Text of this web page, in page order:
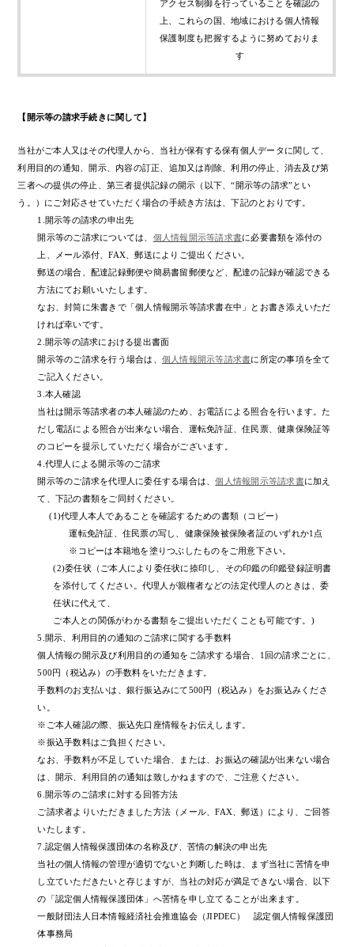
アクセス制御を行っていることを確認の
上、これらの国、地域における個人情報
保護制度も把握するように努めておりま
す
【開示等の請求手続きに関して】
当社がご本人又はその代理人から、当社が保有する保有個人データに関して、
利用目的の通知、開示、内容の訂正、追加又は削除、利用の停止、消去及び第
三者への提供の停止、第三者提供記録の開示（以下、“開示等の請求”とい
う。）にご対応させていただく場合の手続き方法は、下記のとおりです。
1.開示等の請求の申出先
開示等のご請求については、 個人情報開示等請求書に必要書類を添付の
上、メール添付、FAX、郵送によりご提出ください。
郵送の場合、配達記録郵便や簡易書留郵便など、配達の記録が確認できる
方法にてお願いいたします。
なお、封筒に朱書きで「個人情報開示等請求書在中」とお書き添えいただ
ければ幸いです。
2.開示等の請求における提出書面
開示等のご請求を行う場合は、 個人情報開示等請求書に所定の事項を全て
ご記入ください。
3.本人確認
当社は開示等請求者の本人確認のため、お電話による照合を行います。た
だし電話による照合が出来ない場合、運転免許証、住民票、健康保険証等
のコピーを提示していただく場合がございます。
4.代理人による開示等のご請求
開示等のご請求を代理人に委任する場合は、個人情報開示等請求書に加え
て、下記の書類をご同封ください。
(1)代理人本人であることを確認するための書類（コピー）
運転免許証、住民票の写し、健康保険被保険者証のいずれか1点
※コピーは本籍地を塗りつぶしたものをご用意下さい。
(2)委任状（ご本人により委任状に捺印し、その印鑑の印鑑登録証明書
を添付してください。代理人が親権者などの法定代理人のときは、委
任状に代えて、
ご本人との関係がわかる書類をご提出いただくことも可能です。)
5.開示、利用目的の通知のご請求に関する手数料
個人情報の開示及び利用目的の通知をご請求する場合、1回の請求ごとに、
500円（税込み）の手数料をいただきます。
手数料のお支払いは、銀行振込みにて500円（税込み）をお振込みくださ
い。
※ご本人確認の際、振込先口座情報をお伝えします。
※振込手数料はご負担ください。
なお、手数料が不足していた場合、または、お振込の確認が出来ない場合
は、開示、利用目的の通知は致しかねますので、ご注意ください。
6.開示等のご請求に対する回答方法
ご請求者よりいただきました方法（メール、FAX、郵送）により、ご回答
いたします。
7.認定個人情報保護団体の名称及び、苦情の解決の申出先
当社の個人情報の管理が適切でないと判断した時は、まず当社に苦情を申
し立ていただきたいと存じますが、当社の対応が満足できない場合、以下
の「認定個人情報保護団体」へ苦情を申し立てることが出来ます。
一般財団法人日本情報経済社会推進協会（JIPDEC） 認定個人情報保護団
体事務局